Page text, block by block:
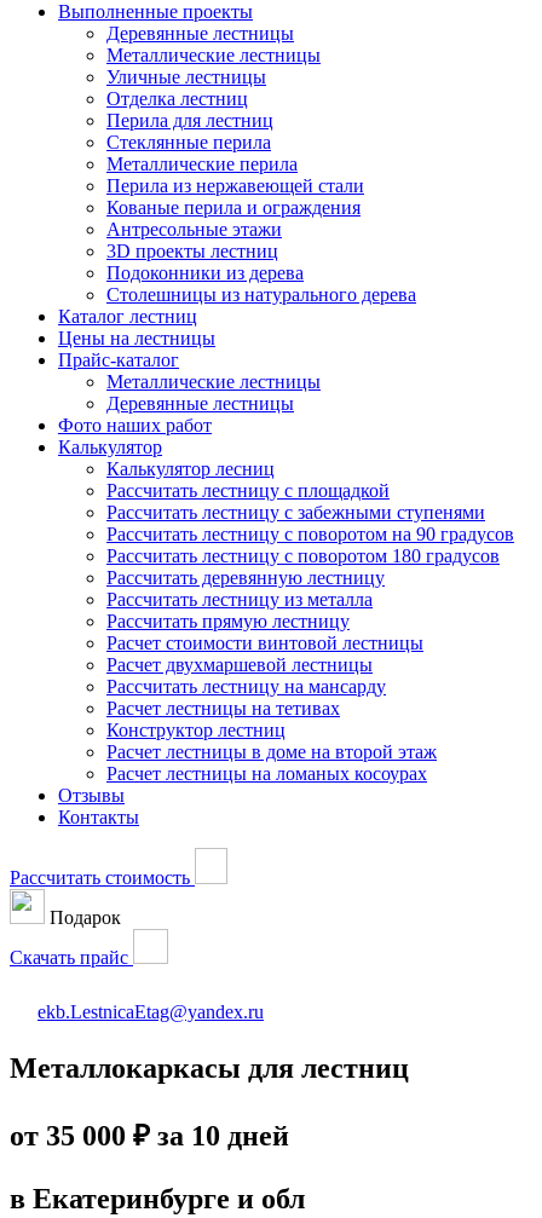
Выполненные проекты
Деревянные лестницы
Металлические лестницы
Уличные лестницы
Отделка лестниц
Перила для лестниц
Стеклянные перила
Металлические перила
Перила из нержавеющей стали
Кованые перила и ограждения
Антресольные этажи
3D проекты лестниц
Подоконники из дерева
Столешницы из натурального дерева
Каталог лестниц
Цены на лестницы
Прайс-каталог
Металлические лестницы
Деревянные лестницы
Фото наших работ
Калькулятор
Калькулятор лесниц
Рассчитать лестницу с площадкой
Рассчитать лестницу с забежными ступенями
Рассчитать лестницу с поворотом на 90 градусов
Рассчитать лестницу с поворотом 180 градусов
Рассчитать деревянную лестницу
Рассчитать лестницу из металла
Рассчитать прямую лестницу
Расчет стоимости винтовой лестницы
Расчет двухмаршевой лестницы
Рассчитать лестницу на мансарду
Расчет лестницы на тетивах
Конструктор лестниц
Расчет лестницы в доме на второй этаж
Расчет лестницы на ломаных косоурах
Отзывы
Контакты
Рассчитать стоимость
Подарок
Скачать прайс
ekb.LestnicaEtag@yandex.ru
Металлокаркасы для лестниц
от 35 000 ₽ за 10 дней
в Екатеринбурге и обл